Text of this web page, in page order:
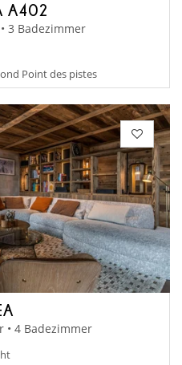
A402
3 Badezimmer
Point des pistes
• 4 Badezimmer